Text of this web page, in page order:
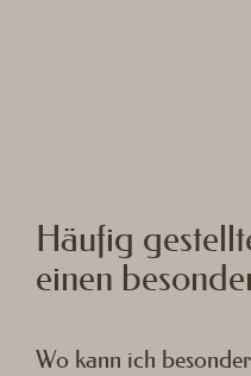
Häufig
einen
Wo kann ich